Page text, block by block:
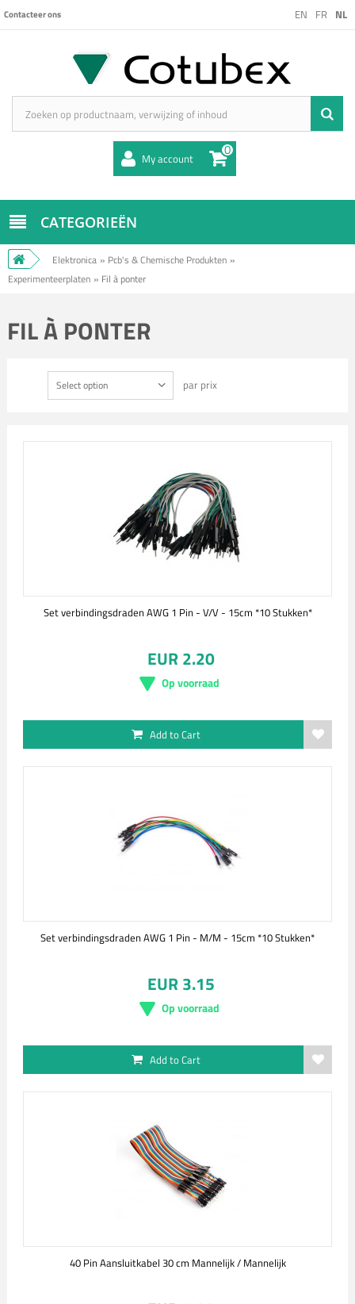
EN FR NL
Contacteer ons
My account 0
CATEGORIEËN
Elektronica » Pcb's & Chemische Produkten »
Experimenteerplaten » Fil à ponter
FIL À PONTER
Select option par prix
Set verbindingsdraden AWG 1 Pin - V/V - 15cm *10 Stukken*
EUR 2.20
Op voorraad
Add to Cart
Set verbindingsdraden AWG 1 Pin - M/M - 15cm *10 Stukken*
EUR 3.15
Op voorraad
Add to Cart
40 Pin Aansluitkabel 30 cm Mannelijk / Mannelijk